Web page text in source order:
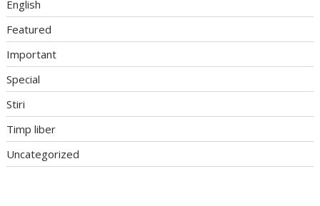
English
Featured
Important
Special
Stiri
Timp liber
Uncategorized